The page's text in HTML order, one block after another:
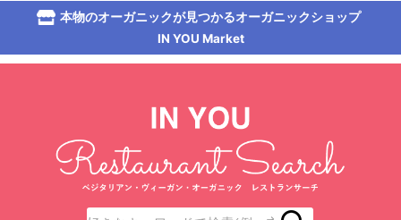
本物のオーガニックが見つかるオーガニックショップ
IN YOU Market